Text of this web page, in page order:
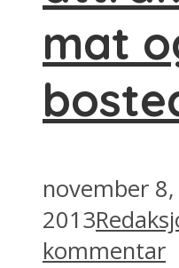
mat
november 8,
2013
kommentar